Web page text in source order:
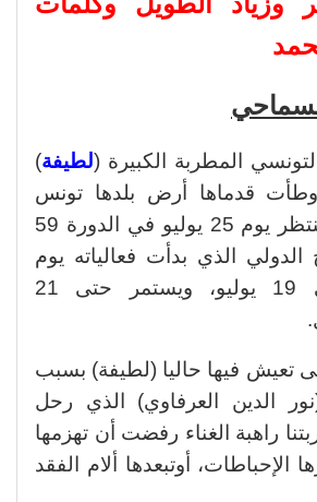
المطربة الكبيرة (لطيفة)
وطأت قدماها أرض بلدها تونس
لإحياء حفلها المنتظر يوم 25 يوليو في الدورة 59
الذي بدأت فعالياته يوم
السبت الماضي 19 يوليو، ويستمر حتى 21
تعيش فيها حاليا (لطيفة) بسبب
الدين العرفاوي) الذي رحل
راهبة الغناء رفضت أن تهزمها
الإحباطات، أوتبعدها ألام الفقد